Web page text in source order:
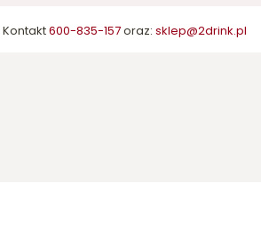
Kontakt600-835-157oraz: sklep@2drink.pl